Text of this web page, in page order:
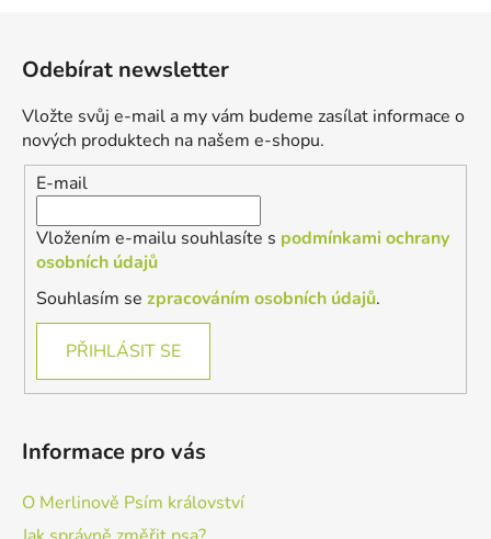
Odebírat newsletter
Vložte svůj e-mail a my vám budeme zasílat informace o
nových produktech na našem e-shopu.
E-mail
Vložením e-mailu souhlasíte s podmínkami ochrany
osobních údajů
Souhlasím se zpracováním osobních údajů.
PŘIHLÁSIT SE
Informace pro vás
O Merlinově Psím království